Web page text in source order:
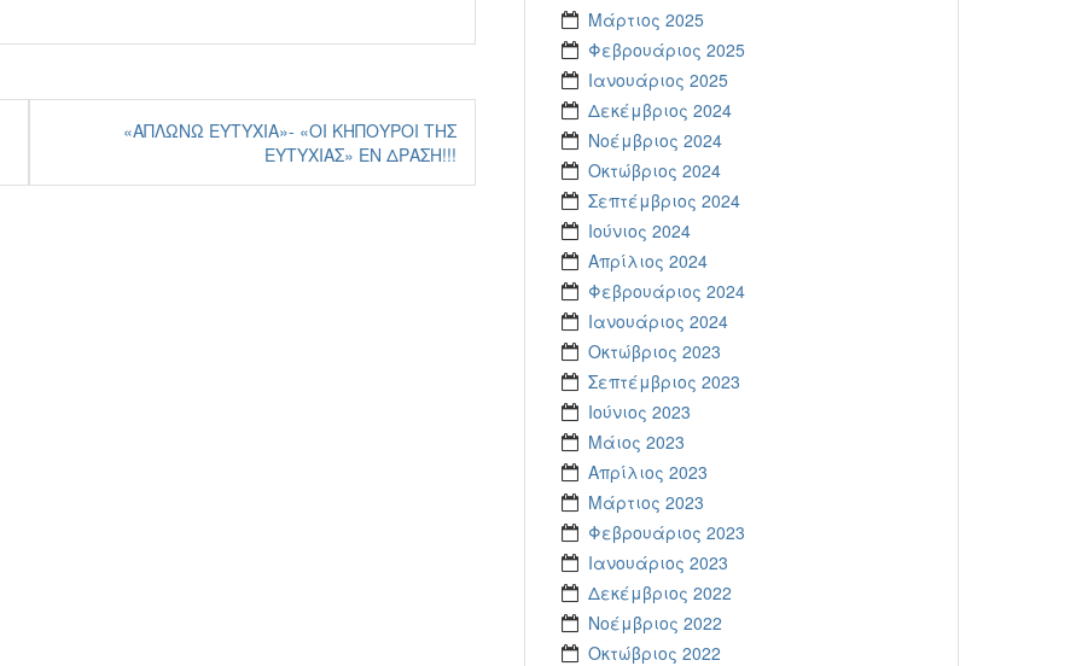
«ΑΠΛΏΝΩ ΕΥΤΥΧΊΑ»- «ΟΙ ΚΗΠΟΥΡΟΊ ΤΗΣ
ΕΥΤΥΧΊΑΣ» ΕΝ ΔΡΆΣΗ!!!
Μάρτιος 2025
Φεβρουάριος 2025
Ιανουάριος 2025
Δεκέμβριος 2024
Νοέμβριος 2024
Οκτώβριος 2024
Σεπτέμβριος 2024
Ιούνιος 2024
Απρίλιος 2024
Φεβρουάριος 2024
Ιανουάριος 2024
Οκτώβριος 2023
Σεπτέμβριος 2023
Ιούνιος 2023
Μάιος 2023
Απρίλιος 2023
Μάρτιος 2023
Φεβρουάριος 2023
Ιανουάριος 2023
Δεκέμβριος 2022
Νοέμβριος 2022
Οκτώβριος 2022